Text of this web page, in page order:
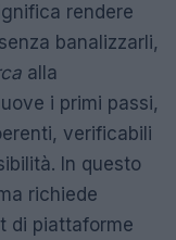
rendere
banalizzarli,
alla
i primi passi,
verificabili
In questo
richiede
di piattaforme